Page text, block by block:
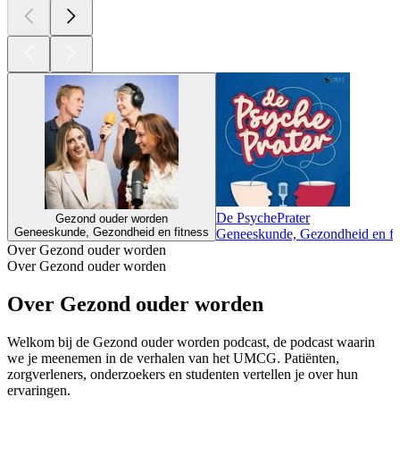
Gezond ouder worden
Geneeskunde, Gezondheid en fitness
De PsychePrater
Geneeskunde, Gezondheid en
Over Gezond ouder worden
Over Gezond ouder worden
Over Gezond ouder worden
Welkom bij de Gezond ouder worden podcast, de podcast waarin
we je meenemen in de verhalen van het UMCG. Patiënten,
zorgverleners, onderzoekers en studenten vertellen je over hun
ervaringen.